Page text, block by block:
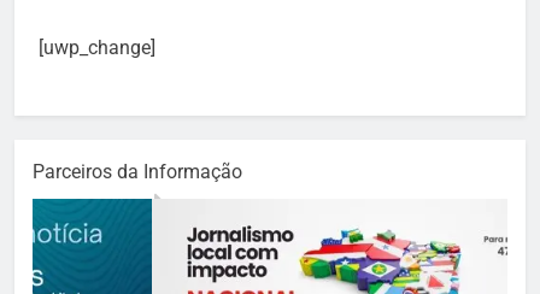
[uwp_change]
Parceiros da Informação